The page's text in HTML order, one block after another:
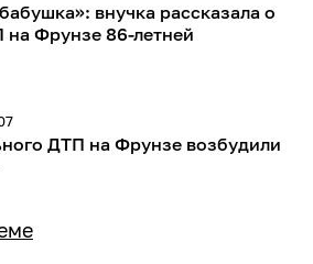
внучка рассказала о
Фрунзе 86-летней
ДТП на Фрунзе возбудили